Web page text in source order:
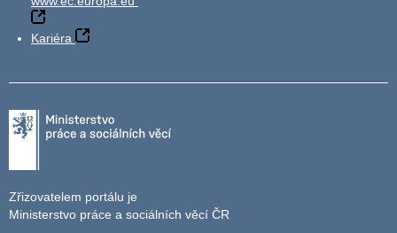
Kariéra
Zřizovatelem portálu je
Ministerstvo práce a sociálních věcí ČR